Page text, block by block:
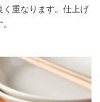
く重なります。仕上げ